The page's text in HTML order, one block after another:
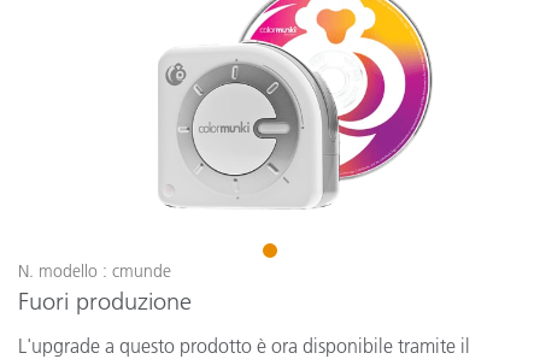
1
N. modello : cmunde
Fuori produzione
L'upgrade a questo prodotto è ora disponibile tramite il